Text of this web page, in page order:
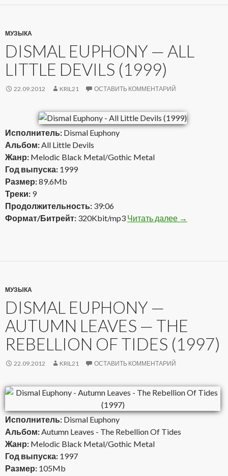
МУЗЫКА
DISMAL EUPHONY — ALL
LITTLE DEVILS (1999)
22.09.2012 KRIL21 ОСТАВИТЬ КОММЕНТАРИЙ
Исполнитель: Dismal Euphony
Альбом:All Little Devils
Жанр: Melodic Black Metal/Gothic Metal
Год выпуска: 1999
Размер:89.6Mb
Треки: 9
Продолжительность: 39:06
Формат/Битрейт: 320Kbit/mp3 Читать далее Dismal
→
МУЗЫКА
DISMAL EUPHONY —
AUTUMN LEAVES — THE
REBELLION OF TIDES (1997)
22.09.2012 KRIL21 ОСТАВИТЬ КОММЕНТАРИЙ
Исполнитель: Dismal Euphony
Альбом:Autumn Leaves - The Rebellion Of Tides
Жанр: Melodic Black Metal/Gothic Metal
Год выпуска: 1997
Размер: 105Mb